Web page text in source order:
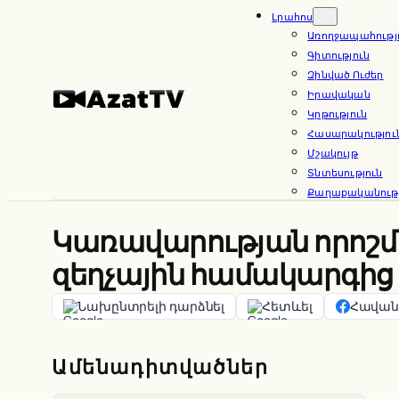
Լրահոս
Գիտություն
Զինված Ուժեր
Իրավական
Կրթություն
Մշակույթ
Տնտեսություն
Կառավարության
զեղչային համակարգից
Նախընտրելի դարձնել Հետևել
Ամենադիտվածներ